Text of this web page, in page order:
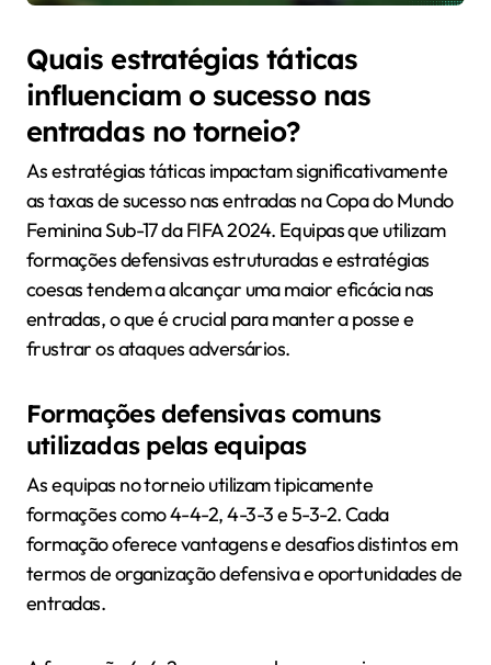
Quais estratégias táticas
influenciam o sucesso nas
entradas no torneio?
As estratégias táticas impactam significativamente
as taxas de sucesso nas entradas na Copa do Mundo
Feminina Sub-17 da FIFA 2024. Equipas que utilizam
formações defensivas estruturadas e estratégias
coesas tendem a alcançar uma maior eficácia nas
entradas, o que é crucial para manter a posse e
frustrar os ataques adversários.
Formações defensivas comuns
utilizadas pelas equipas
As equipas no torneio utilizam tipicamente
formações como 4-4-2, 4-3-3 e 5-3-2. Cada
formação oferece vantagens e desafios distintos em
termos de organização defensiva e oportunidades de
entradas.